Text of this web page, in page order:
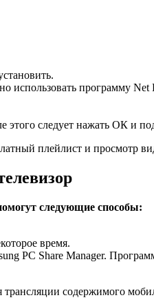
использовать программу
этого следует нажать ОК и
плейлист и просмотр
следующие способы:
время.
PC Share Manager.
содержимого